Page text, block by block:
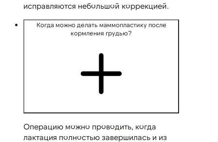
исправляются небольшой коррекцией.
Когда можно делать маммопластику после
кормления грудью?
Операцию можно проводить, когда
лактация полностью завершилась и из